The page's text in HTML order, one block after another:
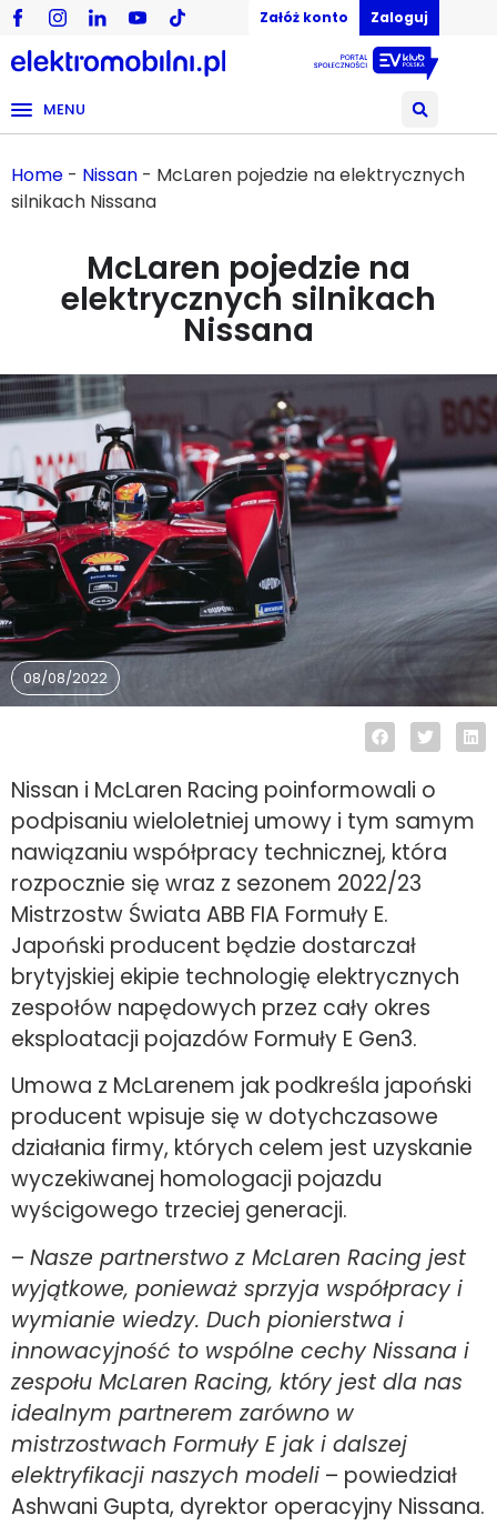
Załóż konto Zaloguj
MENU
Home - Nissan - McLaren pojedzie na elektrycznych
silnikach Nissana
McLaren pojedzie na
elektrycznych silnikach
Nissana
08/08/2022
Nissan i McLaren Racing poinformowali o
podpisaniu wieloletniej umowy i tym samym
nawiązaniu współpracy technicznej, która
rozpocznie się wraz z sezonem 2022/23
Mistrzostw Świata ABB FIA Formuły E.
Japoński producent będzie dostarczał
brytyjskiej ekipie technologię elektrycznych
zespołów napędowych przez cały okres
eksploatacji pojazdów Formuły E Gen3.
Umowa z McLarenem jak podkreśla japoński
producent wpisuje się w dotychczasowe
działania firmy, których celem jest uzyskanie
wyczekiwanej homologacji pojazdu
wyścigowego trzeciej generacji.
– Nasze partnerstwo z McLaren Racing jest
wyjątkowe, ponieważ sprzyja współpracy i
wymianie wiedzy. Duch pionierstwa i
innowacyjność to wspólne cechy Nissana i
zespołu McLaren Racing, który jest dla nas
idealnym partnerem zarówno w
mistrzostwach Formuły E jak i dalszej
elektryfikacji naszych modeli – powiedział
Ashwani Gupta, dyrektor operacyjny Nissana.